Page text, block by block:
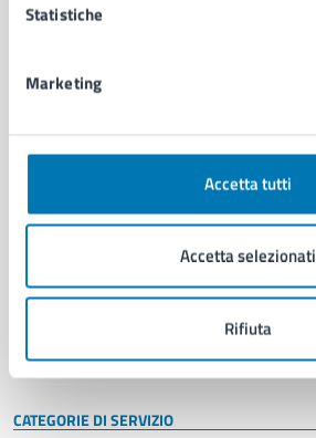
Statistiche
Marketing
Accetta tutti
Accetta selezionati
Rifiuta
Comune di Napoli
AMMINISTRAZIONE
Organi di governo
Uffici
Personale amministrativo
Intranet, posta aziendale e protocollo
CATEGORIE DI SERVIZIO